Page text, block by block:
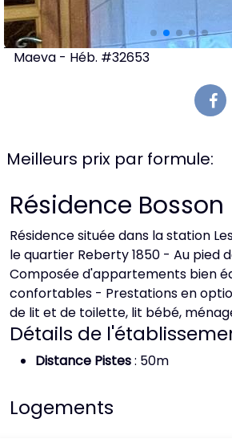
Maeva - Héb. #32653
Meilleurs prix par formule:
Résidence Bosson
Résidence située dans la station
le quartier Reberty 1850 - Au pied
Composée d'appartements bien
confortables - Prestations en
de lit et de toilette, lit bébé,
Détails de
Distance Pistes: 50m
Logements